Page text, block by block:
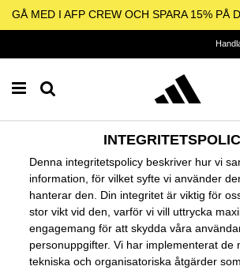
GÅ MED I AFP CREW OCH SPARA 15% PÅ
Denna integritetspolicy beskriver hur vi
information, för vilket syfte vi använder
hanterar den. Din integritet är viktig för
stor vikt vid den, varför vi vill uttrycka
engagemang för att skydda våra
personuppgifter. Vi har implementerat de
tekniska och organisatoriska åtgärder